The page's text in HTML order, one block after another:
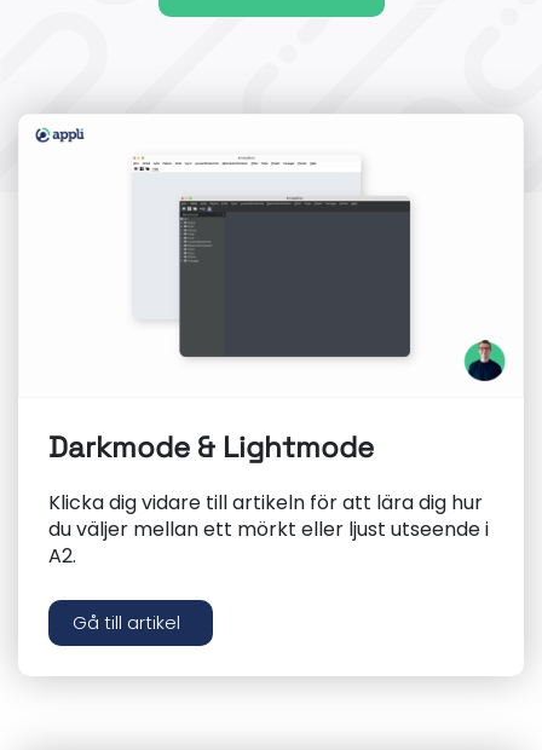
Darkmode & Lightmode
Klicka dig vidare till artikeln för att lära dig hur
du väljer mellan ett mörkt eller ljust utseende i
A2.
Gå till artikel